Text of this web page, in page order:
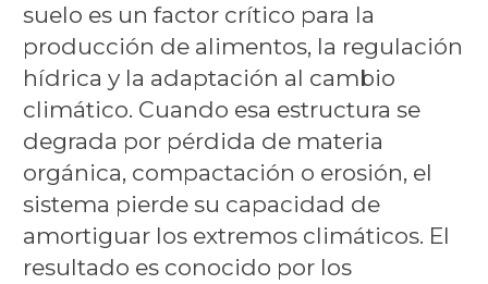
suelo es un factor crítico para la
producción de alimentos, la regulación
hídrica y la adaptación al cambio
climático. Cuando esa estructura se
degrada por pérdida de materia
orgánica, compactación o erosión, el
sistema pierde su capacidad de
amortiguar los extremos climáticos. El
resultado es conocido por los